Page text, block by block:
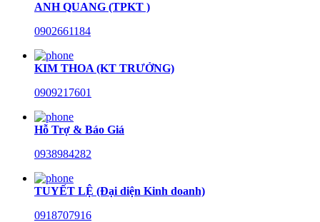
ANH QUANG (TPKT )
0902661184
KIM THOA (KT TRƯỞNG)
0909217601
Hỗ Trợ & Báo Giá
0938984282
TUYẾT LỆ (Đại diện Kinh doanh)
0918707916